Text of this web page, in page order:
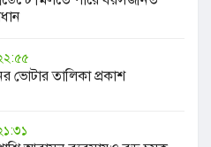
ভোটার তালিকা প্রকাশ